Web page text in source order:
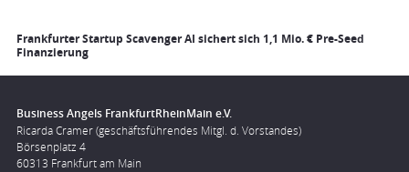
Frankfurter Startup Scavenger AI sichert sich 1,1 Mio. € Pre-Seed
Finanzierung
Business Angels FrankfurtRheinMain e.V.
Ricarda Cramer (geschäftsführendes Mitgl. d. Vorstandes)
Börsenplatz 4
60313 Frankfurt am Main